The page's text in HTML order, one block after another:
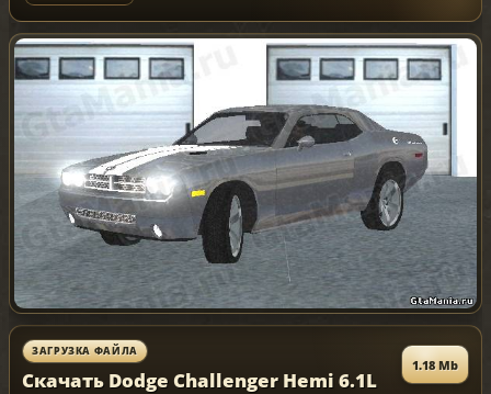
ЗАГРУЗКА ФАЙЛА
Скачать Dodge Challenger Hemi 6.1L
1.18 Mb